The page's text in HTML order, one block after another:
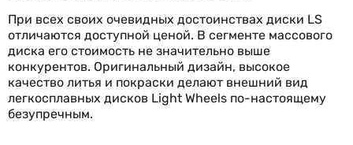
При всех своих очевидных достоинствах диски LS
отличаются доступной ценой. В сегменте массового
диска его стоимость не значительно выше
конкурентов. Оригинальный дизайн, высокое
качество литья и покраски делают внешний вид
легкосплавных дисков Light Wheels по-настоящему
безупречным.